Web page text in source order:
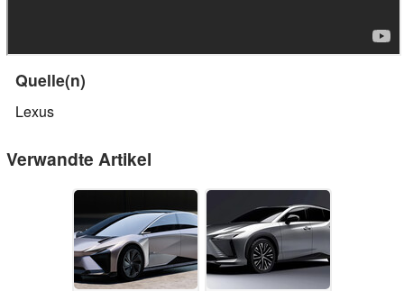
Quelle(n)
Lexus
Verwandte Artikel